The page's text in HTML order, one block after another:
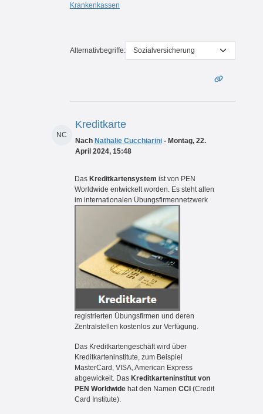
Krankenkassen
Alternativbegriffe:
NC
Kreditkarte
Nach Nathalie Cucchiarini- Montag, 22.
April 2024, 15:48
Das Kreditkartensystem ist von PEN
Worldwide entwickelt worden. Es steht allen
im internationalen Übungsfirmennetzwerk
registrierten Übungsfirmen und deren
Zentralstellen kostenlos zur Verfügung.
Das Kreditkartengeschäft wird über
Kreditkarteninstitute, zum Beispiel
MasterCard, VISA, American Express
abgewickelt. Das Kreditkarteninstitut von
PEN Worldwide hat den Namen CCI (Credit
Card Institute).